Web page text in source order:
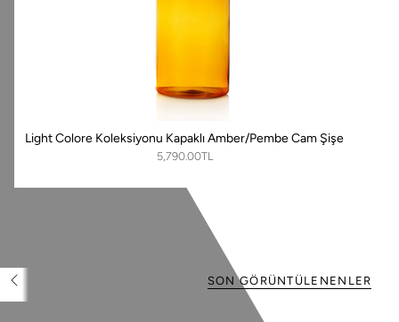
Light Colore Koleksiyonu Kapaklı Amber/Pembe Cam Şişe
5,790.00TL
SON GÖRÜNTÜLENENLER